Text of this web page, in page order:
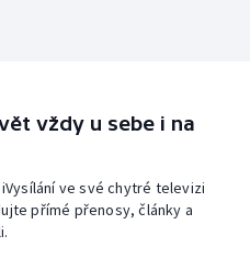
vždy u sebe i na
ve své chytré televizi
přímé přenosy, články a